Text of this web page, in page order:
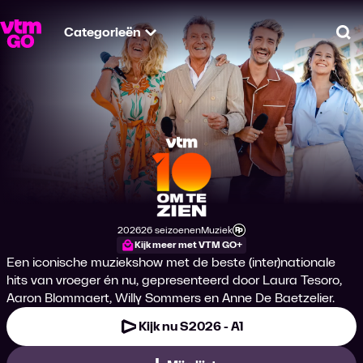
Categorieën
Tien Om Te Zien
Productiejaar
202626 seizoenen
Genre
Muziek
Leeftijdsclassificatie
Kijk meer met VTM GO+
Een iconische muziekshow met de beste (inter)nationale
hits van vroeger én nu, gepresenteerd door Laura Tesoro,
Aaron Blommaert, Willy Sommers en Anne De Baetzelier.
Kijk nu S2026 - A1